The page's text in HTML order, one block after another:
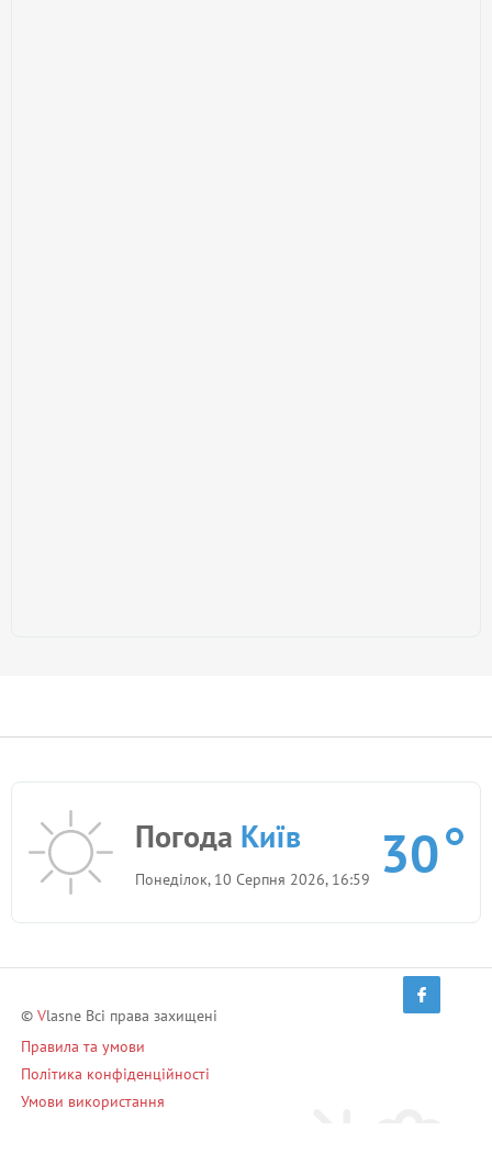
Погода Київ
Понеділок, 10 Серпня 2026, 16:59 30
© Vlasne Всі права захищені
Правила та умови
Політика конфіденційності
Умови використання